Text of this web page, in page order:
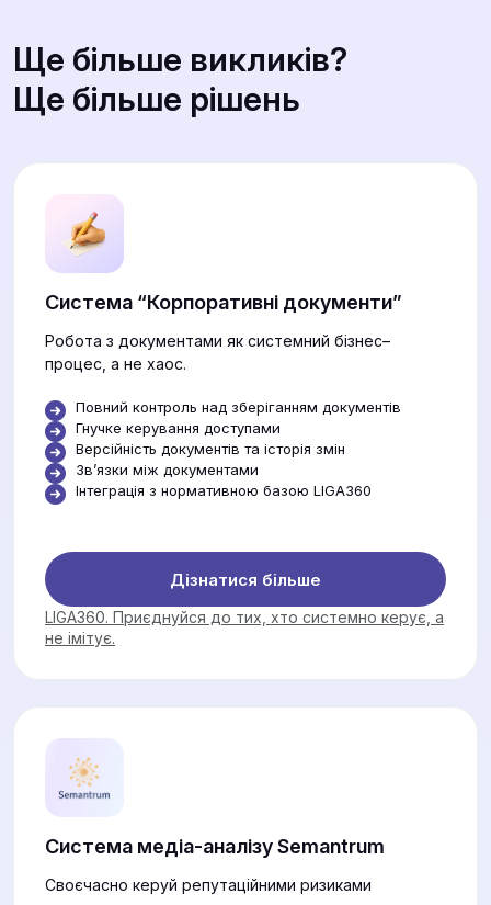
Ще більше викликів?
Ще більше рішень
Система “Корпоративні документи”
Робота з документами як системний бізнес–
процес, а не хаос.
Повний контроль над зберіганням документів
Гнучке керування доступами
Версійність документів та історія змін
Звʼязки між документами
Інтеграція з нормативною базою LIGA360
Дізнатися більше
LIGA360. Приєднуйся до тих, хто системно керує, а
не імітує.
Система медіа-аналізу Semantrum
Своєчасно керуй репутаційними ризиками